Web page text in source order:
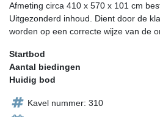
Afmeting circa 410 x 570 x 101 cm
Uitgezonderd inhoud. Dient door de
worden op een correcte wijze van de
Startbod
Aantal biedingen
Huidig bod
Kavel nummer: 310